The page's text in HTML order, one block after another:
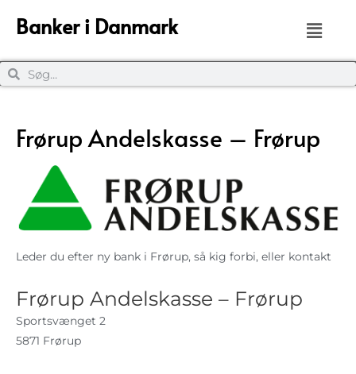
Banker i Danmark
Frørup Andelskasse – Frørup
Leder du efter ny bank i Frørup, så kig forbi, eller kontakt
Frørup Andelskasse – Frørup
Sportsvænget 2
5871 Frørup